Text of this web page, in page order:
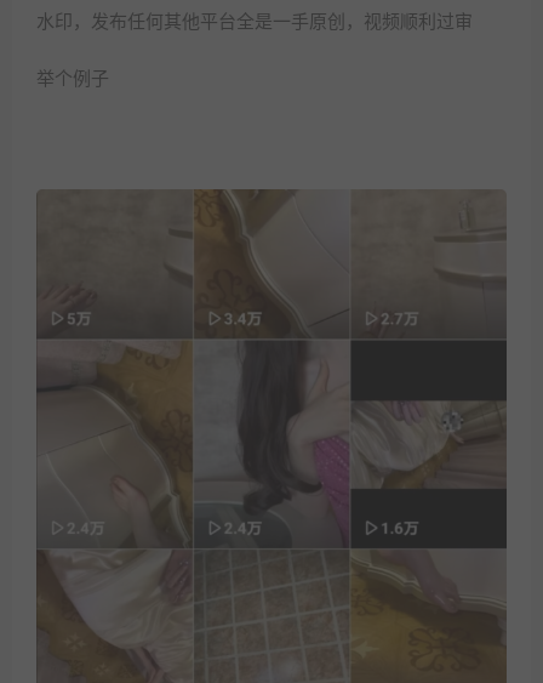
水印，发布任何其他平台全是一手原创，视频顺利过审
举个例子